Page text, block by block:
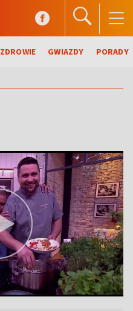
ZDROWIE GWIAZDY PORADY